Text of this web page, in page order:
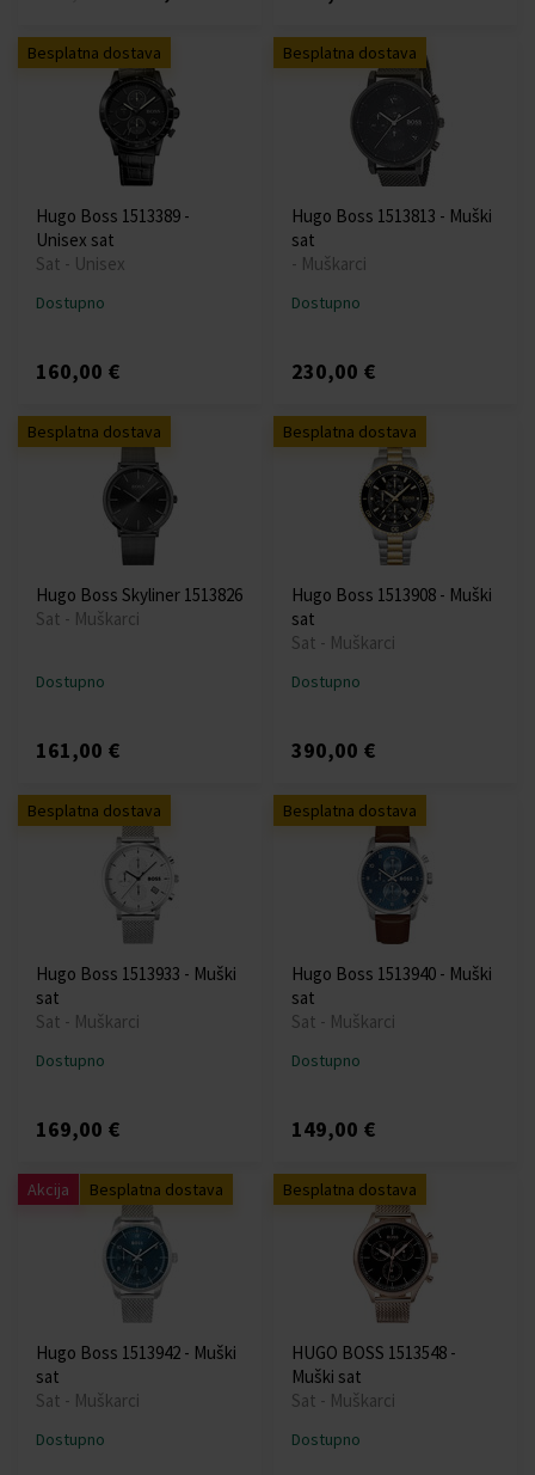
Besplatna dostava
Hugo Boss 1513389 -
Unisex sat
Sat - Unisex
Dostupno
160,00 €
Besplatna dostava
Hugo Boss 1513813 - Muški
sat
- Muškarci
Dostupno
230,00 €
Besplatna dostava
Hugo Boss Skyliner 1513826
Sat - Muškarci
Dostupno
161,00 €
Besplatna dostava
Hugo Boss 1513908 - Muški
sat
Sat - Muškarci
Dostupno
390,00 €
Besplatna dostava
Hugo Boss 1513933 - Muški
sat
Sat - Muškarci
Dostupno
169,00 €
Besplatna dostava
Hugo Boss 1513940 - Muški
sat
Sat - Muškarci
Dostupno
149,00 €
Akcija Besplatna dostava
Hugo Boss 1513942 - Muški
sat
Sat - Muškarci
Dostupno
Besplatna dostava
HUGO BOSS 1513548 -
Muški sat
Sat - Muškarci
Dostupno